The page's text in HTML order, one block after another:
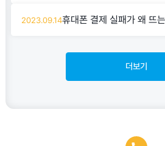
2023.09.14휴대폰 결제 실패가 왜 뜨
더보기